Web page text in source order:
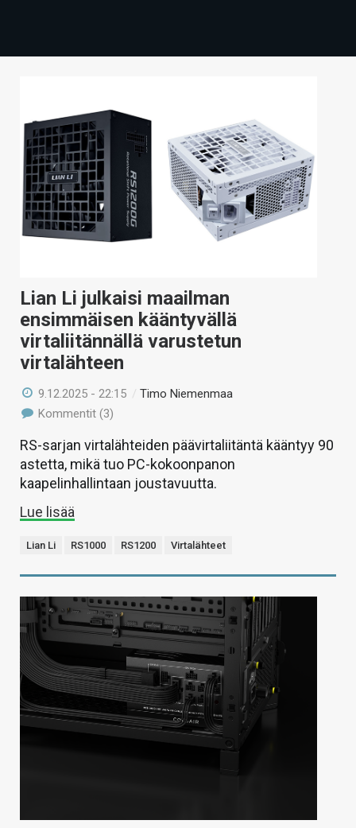
TECHBBS
HINTA.FI
KAUPPA
VAIHDA TEEMA
Lian Li julkaisi maailman
ensimmäisen kääntyvällä
virtaliitännällä varustetun
virtalähteen
9.12.2025 - 22:15 /Timo Niemenmaa
Kommentit (3)
RS-sarjan virtalähteiden päävirtaliitäntä kääntyy 90
astetta, mikä tuo PC-kokoonpanon
kaapelinhallintaan joustavuutta.
Lue lisää
Lian Li RS1000 RS1200 Virtalähteet